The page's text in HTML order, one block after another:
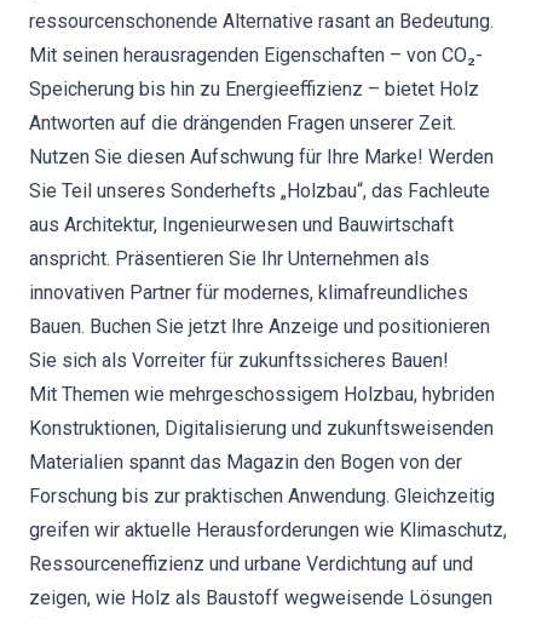
ressourcenschonende Alternative rasant an Bedeutung.
Mit seinen herausragenden Eigenschaften – von CO₂-
Speicherung bis hin zu Energieeffizienz – bietet Holz
Antworten auf die drängenden Fragen unserer Zeit.
Nutzen Sie diesen Aufschwung für Ihre Marke! Werden
Sie Teil unseres Sonderhefts „Holzbau“, das Fachleute
aus Architektur, Ingenieurwesen und Bauwirtschaft
anspricht. Präsentieren Sie Ihr Unternehmen als
innovativen Partner für modernes, klimafreundliches
Bauen. Buchen Sie jetzt Ihre Anzeige und positionieren
Sie sich als Vorreiter für zukunftssicheres Bauen!
Mit Themen wie mehrgeschossigem Holzbau, hybriden
Konstruktionen, Digitalisierung und zukunftsweisenden
Materialien spannt das Magazin den Bogen von der
Forschung bis zur praktischen Anwendung. Gleichzeitig
greifen wir aktuelle Herausforderungen wie Klimaschutz,
Ressourceneffizienz und urbane Verdichtung auf und
zeigen, wie Holz als Baustoff wegweisende Lösungen